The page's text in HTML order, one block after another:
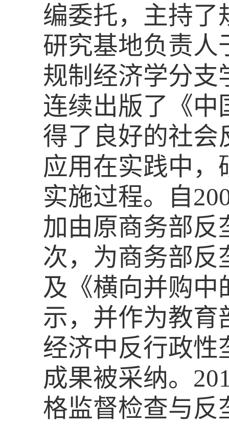
编委托，主持了
研究基地负责人
规制经济学分支
连续出版了《中
得了良好的社会
应用在实践中，
实施过程。自
加由原商务部反
次，为商务部反
及《横向并购中
示，并作为教育
经济中反行政性
成果被采纳。
格监督检查与反